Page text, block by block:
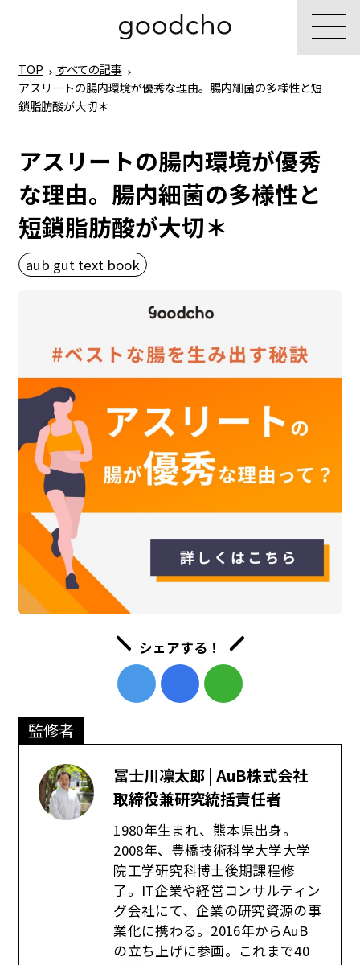
TOP
すべての記事
アスリートの腸内環境が優秀な理由。腸内細菌の多様性と短
鎖脂肪酸が大切＊
アスリートの腸内環境が優秀
な理由。腸内細菌の多様性と
短鎖脂肪酸が大切＊
aub gut text book
シェアする！
監修者
冨士川凛太郎 | AuB株式会社
取締役兼研究統括責任者
1980年生まれ、熊本県出身。
2008年、豊橋技術科学大学大学
院工学研究科博士後期課程修
了。IT企業や経営コンサルティン
グ会社にて、企業の研究資源の事
業化に携わる。2016年からAuB
の立ち上げに参画。これまで40